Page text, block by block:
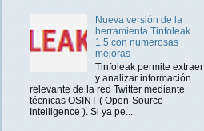
Nueva versión de la
herramienta Tinfoleak
1.5 con numerosas
mejoras
Tinfoleak permite extraer
y analizar información
relevante de la red Twitter mediante
técnicas OSINT ( Open-Source
Intelligence ). Si ya pe...